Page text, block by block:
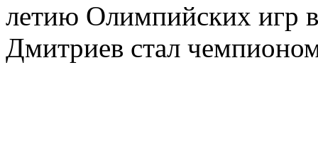
летию Олимпийских игр
Дмитриев стал